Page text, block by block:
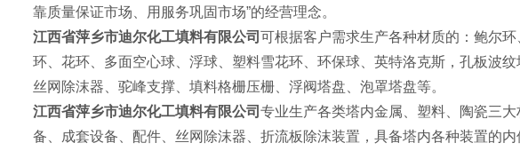
靠质量保证市场、用服务巩固市场”的经营理念。
江西省萍乡市迪尔化工填料有限公司可根据客户需求生产各种材质的：鲍尔环
环、花环、多面空心球、浮球、塑料雪花环、环保球、英特洛克斯，孔板波
丝网除沫器、驼峰支撑、填料格栅压栅、浮阀塔盘、泡罩塔盘等。
江西省萍乡市迪尔化工填料有限公司专业生产各类塔内金属、塑料、陶瓷三大
备、成套设备、配件、丝网除沫器、折流板除沫装置，具备塔内各种装置的